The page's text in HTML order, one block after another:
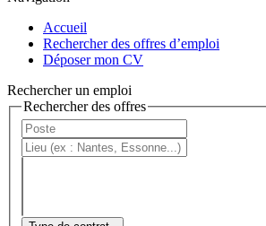
Accueil
Rechercher des offres d’emploi
Déposer mon CV
Rechercher un emploi
Rechercher des offres